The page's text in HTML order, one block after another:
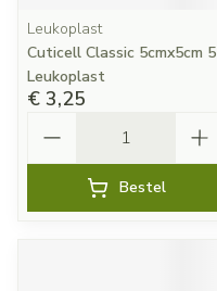
Leukoplast
Cuticell Classic 5cmx5cm 5
Leukoplast
€ 3,25
Bestel